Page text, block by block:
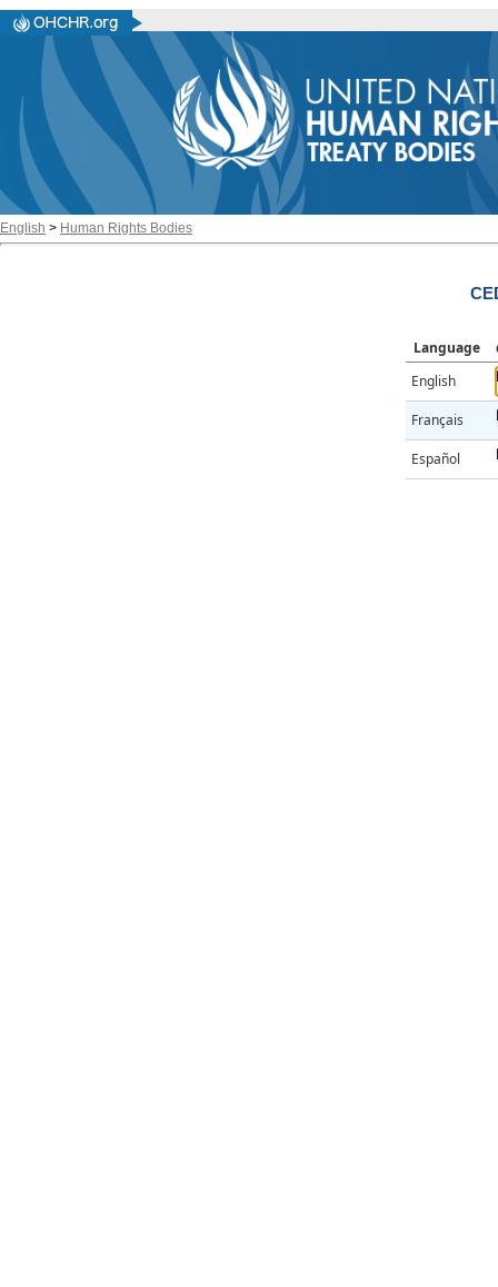
English > Human Rights Bodies
Language
English
Français
Español